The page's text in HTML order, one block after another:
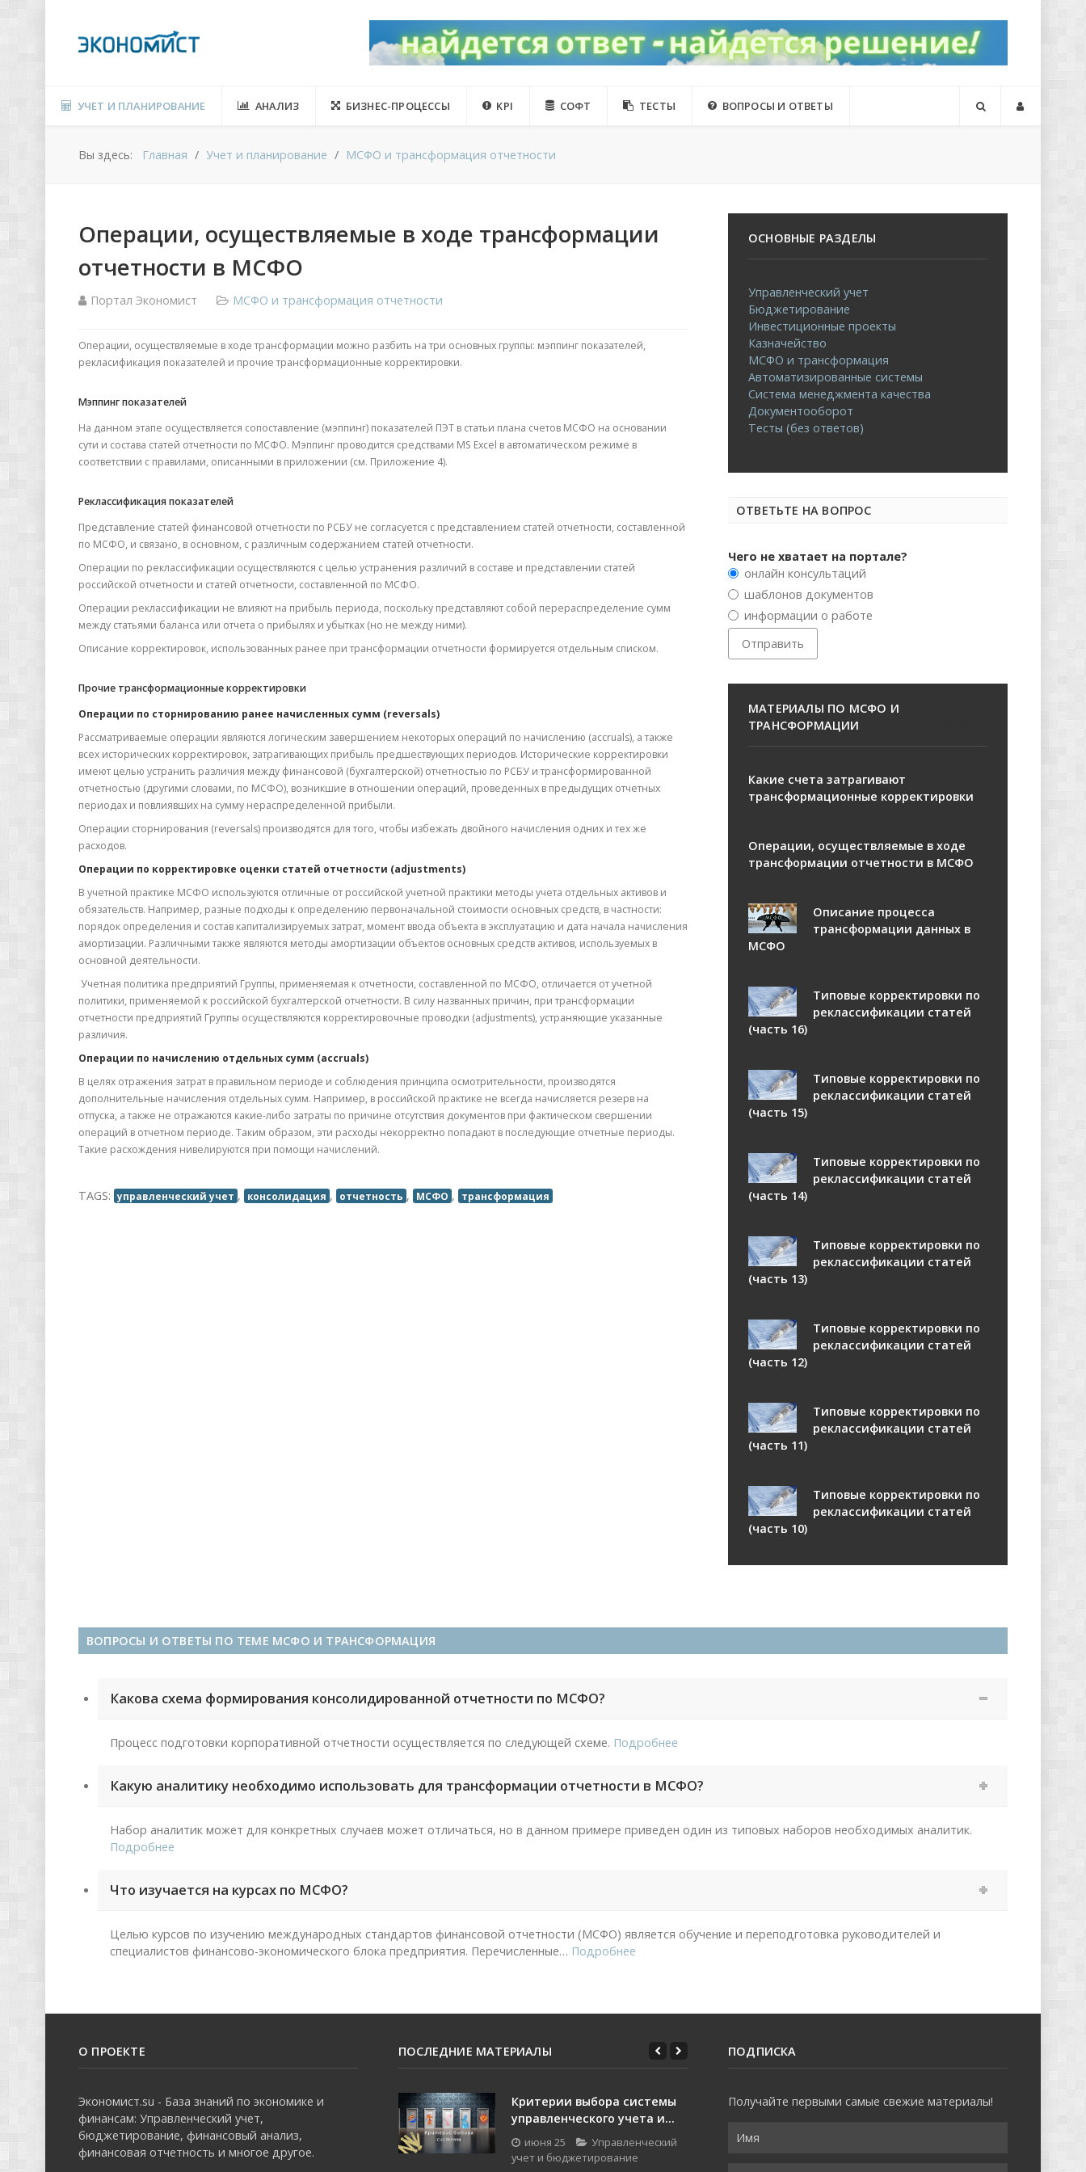
УЧЕТ И ПЛАНИРОВАНИЕ АНАЛИЗ БИЗНЕС-ПРОЦЕССЫ KPI СОФТ ТЕСТЫ ВОПРОСЫ И ОТВЕТЫ
Вы здесь: Главная Учет и планирование МСФО и трансформация отчетности
Операции, осуществляемые в ходе трансформации
отчетности в МСФО
Портал Экономист МСФО и трансформация отчетности
Операции, осуществляемые в ходе трансформации можно разбить на три основных группы: мэппинг показателей,
рекласификация показателей и прочие трансформационные корректировки.
Мэппинг показателей
На данном этапе осуществляется сопоставление (мэппинг) показателей ПЭТ в статьи плана счетов МСФО на основании
сути и состава статей отчетности по МСФО. Мэппинг проводится средствами MS Excel в автоматическом режиме в
соответствии с правилами, описанными в приложении (см. Приложение 4).
Реклассификация показателей
Представление статей финансовой отчетности по РСБУ не согласуется с представлением статей отчетности, составленной
по МСФО, и связано, в основном, с различным содержанием статей отчетности.
Операции по реклассификации осуществляются с целью устранения различий в составе и представлении статей
российской отчетности и статей отчетности, составленной по МСФО.
Операции реклассификации не влияют на прибыль периода, поскольку представляют собой перераспределение сумм
между статьями баланса или отчета о прибылях и убытках (но не между ними).
Описание корректировок, использованных ранее при трансформации отчетности формируется отдельным списком.
Прочие трансформационные корректировки
Операции по сторнированию ранее начисленных сумм (reversals)
Рассматриваемые операции являются логическим завершением некоторых операций по начислению (accruals), а также
всех исторических корректировок, затрагивающих прибыль предшествующих периодов. Исторические корректировки
имеют целью устранить различия между финансовой (бухгалтерской) отчетностью по РСБУ и трансформированной
отчетностью (другими словами, по МСФО), возникшие в отношении операций, проведенных в предыдущих отчетных
периодах и повлиявших на сумму нераспределенной прибыли.
Операции сторнирования (reversals) производятся для того, чтобы избежать двойного начисления одних и тех же
расходов.
Операции по корректировке оценки статей отчетности (adjustments)
В учетной практике МСФО используются отличные от российской учетной практики методы учета отдельных активов и
обязательств. Например, разные подходы к определению первоначальной стоимости основных средств, в частности:
порядок определения и состав капитализируемых затрат, момент ввода объекта в эксплуатацию и дата начала начисления
амортизации. Различными также являются методы амортизации объектов основных средств активов, используемых в
основной деятельности.
Учетная политика предприятий Группы, применяемая к отчетности, составленной по МСФО, отличается от учетной
политики, применяемой к российской бухгалтерской отчетности. В силу названных причин, при трансформации
отчетности предприятий Группы осуществляются корректировочные проводки (adjustments), устраняющие указанные
различия.
Операции по начислению отдельных сумм (accruals)
В целях отражения затрат в правильном периоде и соблюдения принципа осмотрительности, производятся
дополнительные начисления отдельных сумм. Например, в российской практике не всегда начисляется резерв на
отпуска, а также не отражаются какие-либо затраты по причине отсутствия документов при фактическом свершении
операций в отчетном периоде. Таким образом, эти расходы некорректно попадают в последующие отчетные периоды.
Такие расхождения нивелируются при помощи начислений.
TAGS: управленческий учет , консолидация , отчетность , МСФО , трансформация
ОСНОВНЫЕ РАЗДЕЛЫ
Управленческий учет
Бюджетирование
Инвестиционные проекты
Казначейство
МСФО и трансформация
Автоматизированные системы
Система менеджмента качества
Документооборот
Тесты (без ответов)
ОТВЕТЬТЕ НА ВОПРОС
Чего не хватает на портале?
онлайн консультаций
шаблонов документов
информации о работе
МАТЕРИАЛЫ ПО МСФО И
ТРАНСФОРМАЦИИ
Какие счета затрагивают
трансформационные корректировки
Операции, осуществляемые в ходе
трансформации отчетности в МСФО
Описание процесса
трансформации данных в
МСФО
Типовые корректировки по
реклассификации статей
(часть 16)
Типовые корректировки по
реклассификации статей
(часть 15)
Типовые корректировки по
реклассификации статей
(часть 14)
Типовые корректировки по
реклассификации статей
(часть 13)
Типовые корректировки по
реклассификации статей
(часть 12)
Типовые корректировки по
реклассификации статей
(часть 11)
Типовые корректировки по
реклассификации статей
(часть 10)
ВОПРОСЫ И ОТВЕТЫ ПО ТЕМЕ МСФО И ТРАНСФОРМАЦИЯ
Какова схема формирования консолидированной отчетности по МСФО?
Процесс подготовки корпоративной отчетности осуществляется по следующей схеме. Подробнее
Какую аналитику необходимо использовать для трансформации отчетности в МСФО?
Набор аналитик может для конкретных случаев может отличаться, но в данном примере приведен один из типовых наборов необходимых аналитик.
Подробнее
Что изучается на курсах по МСФО?
Целью курсов по изучению международных стандартов финансовой отчетности (МСФО) является обучение и переподготовка руководителей и
специалистов финансово-экономического блока предприятия. Перечисленные… Подробнее
О ПРОЕКТЕ
Экономист.su - База знаний по экономике и
финансам: Управленческий учет,
бюджетирование, финансовый анализ,
финансовая отчетность и многое другое.
ПОСЛЕДНИЕ МАТЕРИАЛЫ
Критерии выбора системы
управленческого учета и...
июня 25
Управленческий
учет и бюджетирование
ПОДПИСКА
Получайте первыми самые свежие материалы!